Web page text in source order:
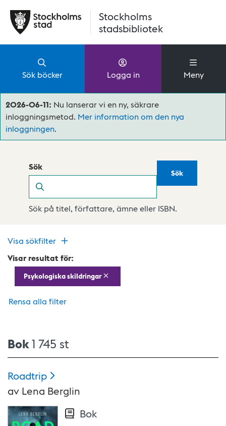
Stockholms
stadsbibliotek
Sök böcker Logga in Meny
2026-06-11: Nu lanserar vi en ny, säkrare
inloggningsmetod. Mer information om den nya
inloggningen.
Sök
Sök
Sök på titel, författare, ämne eller ISBN.
Visa sökfilter
Visar resultat för:
Psykologiska skildringar
Rensa alla filter
Bok1 745 st
Roadtrip
av Lena Berglin
Bok